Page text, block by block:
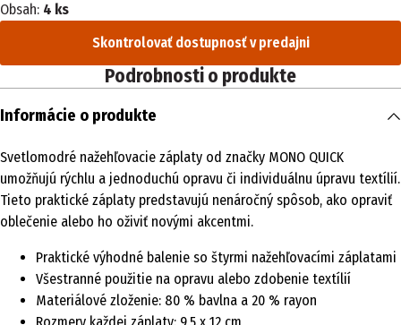
Obsah: 4 ks
Skontrolovať dostupnosť v predajni
Podrobnosti o produkte
Informácie o produkte
Svetlomodré nažehľovacie záplaty od značky MONO QUICK
umožňujú rýchlu a jednoduchú opravu či individuálnu úpravu textílií.
Tieto praktické záplaty predstavujú nenáročný spôsob, ako opraviť
oblečenie alebo ho oživiť novými akcentmi.
Praktické výhodné balenie so štyrmi nažehľovacími záplatami
Všestranné použitie na opravu alebo zdobenie textílií
Materiálové zloženie: 80 % bavlna a 20 % rayon